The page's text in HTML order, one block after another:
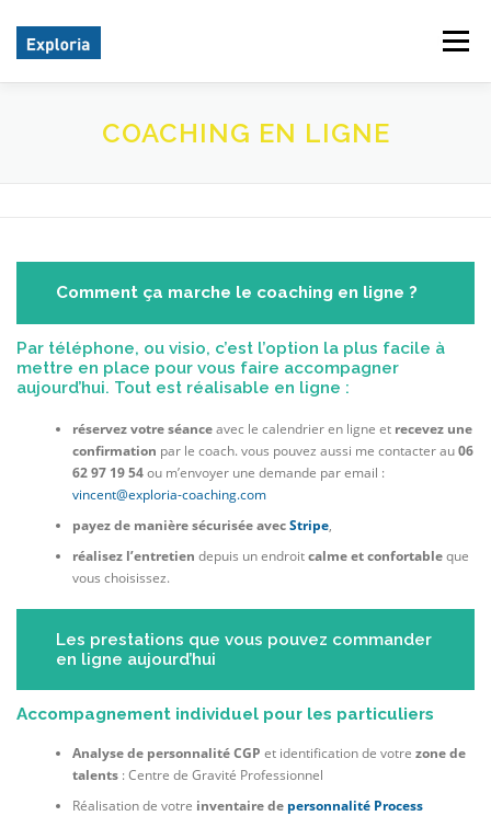
contenu
Menu
PROCESS COMMUNICATION MODEL® – PCM
ACCOMPAGNEMENT ET OFFRES EN LIGNE
INSPIRATION ET ACTUALITÉ
LE COACH : VINCENT MERMET
COACHING EN LIGNE
Comment ça marche le coaching en ligne ?
Par téléphone, ou visio, c’est l’option la plus facile à
mettre en place pour vous faire accompagner
aujourd’hui. Tout est réalisable en ligne :
réservez votre séanceavec le calendrier en ligne et recevez une
confirmation par le coach. vous pouvez aussi me contacter au06
62 97 19 54ou m’envoyer une demande par email :
vincent@exploria-coaching.com
payez de manière sécurisée avecStripe,
réalisez l’entretien depuis un endroitcalme et confortableque
vous choisissez.
Les prestations que vous pouvez commander
en ligne aujourd’hui
Accompagnement individuel pour les particuliers
Analyse de personnalité CGP et identification de votre zone de
talents: Centre de Gravité Professionnel
Réalisation de votre inventaire de personnalité Process